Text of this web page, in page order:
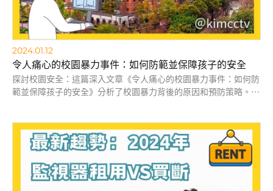
2024.01.12
令人痛心的校園暴力事件：如何防範並保障孩子的安全
探討校園安全：這篇深入文章《令人痛心的校園暴力事件：如何防
範並保障孩子的安全》分析了校園暴力背後的原因和預防策略。了
於如何共同為我們的孩子們創造一個無暴力的校園環境的資訊。